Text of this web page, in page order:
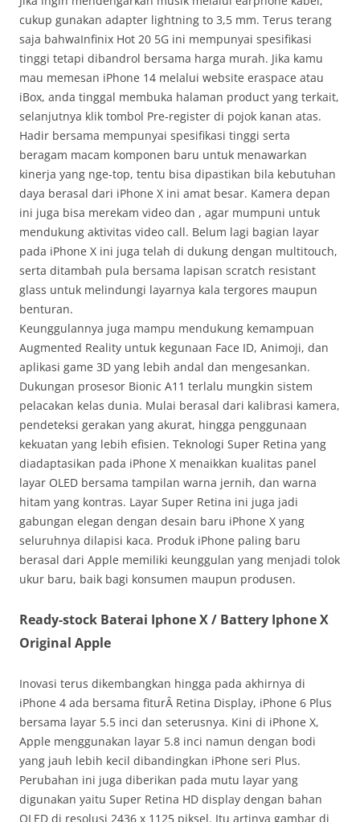
cukup gunakan adapter lightning to 3,5 mm. Terus terang
saja bahwaInfinix Hot 20 5G ini mempunyai spesifikasi
tinggi tetapi dibandrol bersama harga murah. Jika kamu
mau memesan iPhone 14 melalui website eraspace atau
iBox, anda tinggal membuka halaman product yang terkait,
selanjutnya klik tombol Pre-register di pojok kanan atas.
Hadir bersama mempunyai spesifikasi tinggi serta
beragam macam komponen baru untuk menawarkan
kinerja yang nge-top, tentu bisa dipastikan bila kebutuhan
daya berasal dari iPhone X ini amat besar. Kamera depan
ini juga bisa merekam video dan , agar mumpuni untuk
mendukung aktivitas video call. Belum lagi bagian layar
pada iPhone X ini juga telah di dukung dengan multitouch,
serta ditambah pula bersama lapisan scratch resistant
glass untuk melindungi layarnya kala tergores maupun
benturan.
Keunggulannya juga mampu mendukung kemampuan
Augmented Reality untuk kegunaan Face ID, Animoji, dan
aplikasi game 3D yang lebih andal dan mengesankan.
Dukungan prosesor Bionic A11 terlalu mungkin sistem
pelacakan kelas dunia. Mulai berasal dari kalibrasi kamera,
pendeteksi gerakan yang akurat, hingga penggunaan
kekuatan yang lebih efisien. Teknologi Super Retina yang
diadaptasikan pada iPhone X menaikkan kualitas panel
layar OLED bersama tampilan warna jernih, dan warna
hitam yang kontras. Layar Super Retina ini juga jadi
gabungan elegan dengan desain baru iPhone X yang
seluruhnya dilapisi kaca. Produk iPhone paling baru
berasal dari Apple memiliki keunggulan yang menjadi tolok
ukur baru, baik bagi konsumen maupun produsen.
Ready-stock Baterai Iphone X / Battery Iphone X
Original Apple
Inovasi terus dikembangkan hingga pada akhirnya di
iPhone 4 ada bersama fiturÂ Retina Display, iPhone 6 Plus
bersama layar 5.5 inci dan seterusnya. Kini di iPhone X,
Apple menggunakan layar 5.8 inci namun dengan bodi
yang jauh lebih kecil dibandingkan iPhone seri Plus.
Perubahan ini juga diberikan pada mutu layar yang
digunakan yaitu Super Retina HD display dengan bahan
OLED di resolusi 2436 x 1125 piksel. Itu artinya gambar di